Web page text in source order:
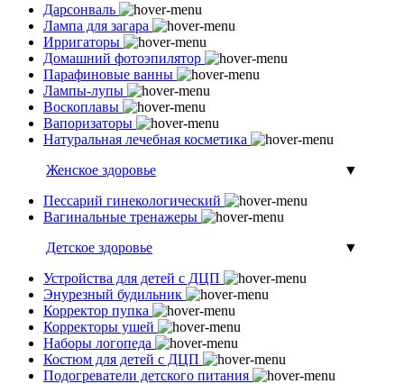
Дарсонваль
Лампа для загара
Ирригаторы
Домашний фотоэпилятор
Парафиновые ванны
Лампы-лупы
Воскоплавы
Вапоризаторы
Натуральная лечебная косметика
Женское здоровье
▼
Пессарий гинекологический
Вагинальные тренажеры
Детское здоровье
▼
Устройства для детей с ДЦП
Энурезный будильник
Корректор пупка
Корректоры ушей
Наборы логопеда
Костюм для детей с ДЦП
Подогреватели детского питания